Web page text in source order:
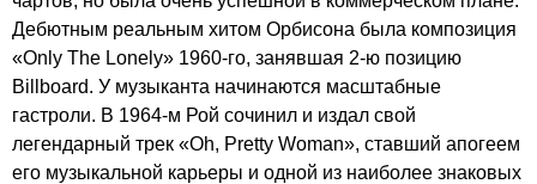
Дебютным реальным хитом Орбисона была композиция
«Only The Lonely» 1960-го, занявшая 2-ю позицию
Billboard. У музыканта начинаются масштабные
гастроли. В 1964-м Рой сочинил и издал свой
легендарный трек «Oh, Pretty Woman», ставший апогеем
его музыкальной карьеры и одной из наиболее знаковых